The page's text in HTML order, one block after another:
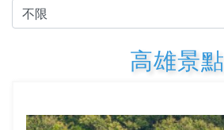
高雄景點